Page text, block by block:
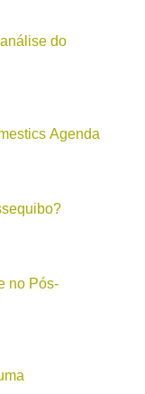
do
Agenda
no Pós-